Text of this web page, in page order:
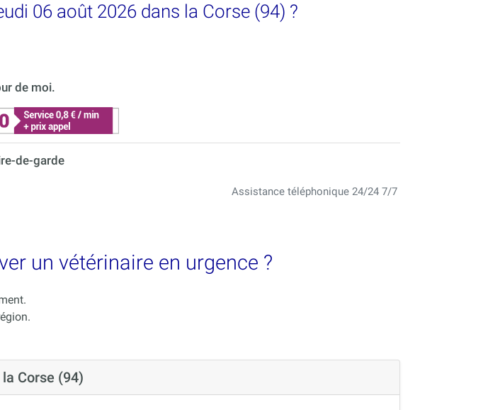
06 août 2026 dans la Corse (94) ?
de moi.
de-garde
Assistance téléphonique 24/24 7/7
un vétérinaire en urgence ?
Corse (94)